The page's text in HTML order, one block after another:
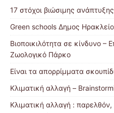
17 στόχοι βιώσιμης
Green schools Δημος
Βιοποικιλότητα σε κίνδυνο –
Ζωολογικό Πάρκο
Είναι τα απορρίμματα
Κλιματική αλλαγή –
Κλιματική αλλαγή :